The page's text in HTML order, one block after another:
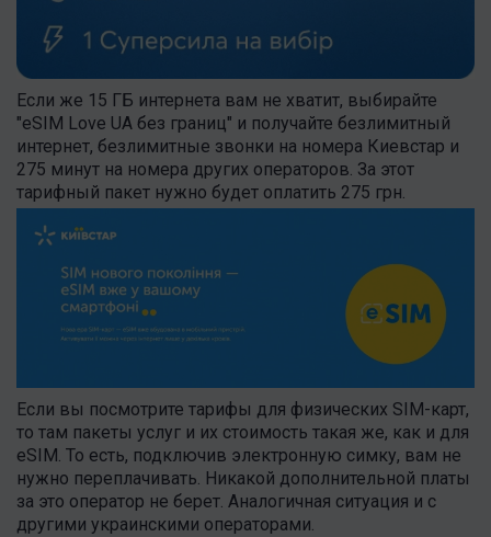
Если же 15 ГБ интернета вам не хватит, выбирайте
"eSIM Love UA без границ" и получайте безлимитный
интернет, безлимитные звонки на номера Киевстар и
275 минут на номера других операторов. За этот
тарифный пакет нужно будет оплатить 275 грн.
Если вы посмотрите тарифы для физических SIM-карт,
то там пакеты услуг и их стоимость такая же, как и для
eSIM. То есть, подключив электронную симку, вам не
нужно переплачивать. Никакой дополнительной платы
за это оператор не берет. Аналогичная ситуация и с
другими украинскими операторами.